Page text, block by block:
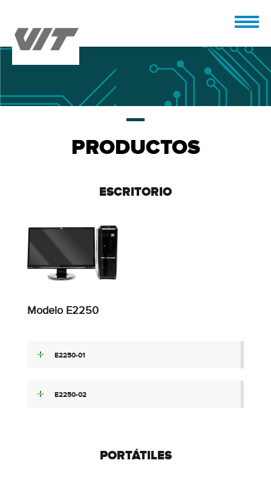
PRODUCTOS
ESCRITORIO
Modelo E2250
E2250-01
E2250-02
PORTÁTILES